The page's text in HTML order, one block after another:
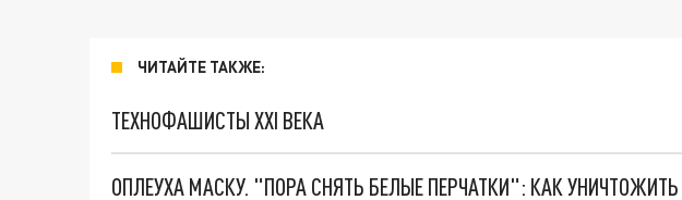
ЧИТАЙТЕ ТАКЖЕ:
ТЕХНОФАШИСТЫ XXI ВЕКА
ОПЛЕУХА МАСКУ. "ПОРА СНЯТЬ БЕЛЫЕ ПЕРЧАТКИ": КАК УНИЧТОЖИТЬ